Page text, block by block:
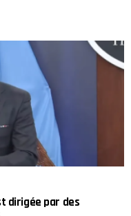
dirigée par des